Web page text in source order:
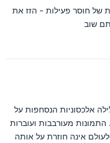
אוטומטית לאחר 3 שניות של חוסר פעילות - הזז את
שוב
אלכסוניות הנסחפות על
התמונות מעורבבות ועוברות
אינה חוזרת על אותה